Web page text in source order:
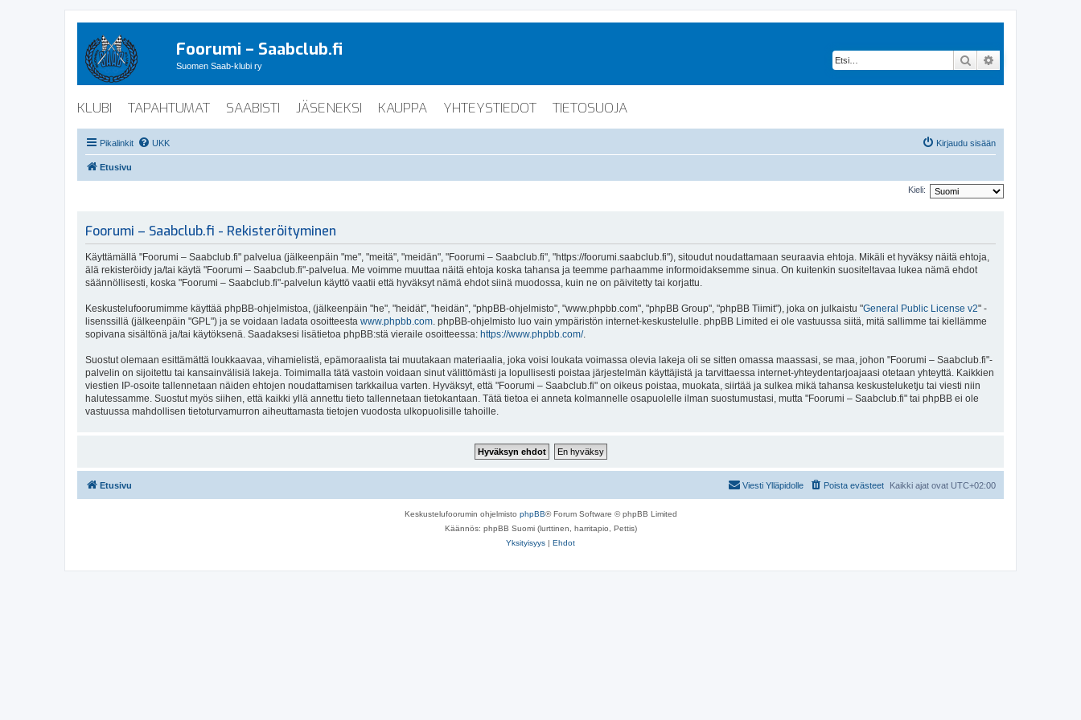
Foorumi – Saabclub.fi
Suomen Saab-klubi ry Etsi
KLUBI TAPAHTUMAT SAABISTI JÄSENEKSI KAUPPA YHTEYSTIEDOT TIETOSUOJA
Pikalinkit UKK Kirjaudu sisään
Etusivu
Kieli:
Foorumi – Saabclub.fi - Rekisteröityminen
Käyttämällä "Foorumi – Saabclub.fi" palvelua (jälkeenpäin "me", "meitä", "meidän", "Foorumi – Saabclub.fi", "https://foorumi.saabclub.fi"), sitoudut noudattamaan seuraavia ehtoja. Mikäli et hyväksy näitä ehtoja,
älä rekisteröidy ja/tai käytä "Foorumi – Saabclub.fi"-palvelua. Me voimme muuttaa näitä ehtoja koska tahansa ja teemme parhaamme informoidaksemme sinua. On kuitenkin suositeltavaa lukea nämä ehdot
säännöllisesti, koska "Foorumi – Saabclub.fi"-palvelun käyttö vaatii että hyväksyt nämä ehdot siinä muodossa, kuin ne on päivitetty tai korjattu.
Keskustelufoorumimme käyttää phpBB-ohjelmistoa, (jälkeenpäin "he", "heidät", "heidän", "phpBB-ohjelmisto", "www.phpbb.com", "phpBB Group", "phpBB Tiimit"), joka on julkaistu "General Public License v2" -
lisenssillä (jälkeenpäin "GPL") ja se voidaan ladata osoitteesta www.phpbb.com. phpBB-ohjelmisto luo vain ympäristön internet-keskustelulle. phpBB Limited ei ole vastuussa siitä, mitä sallimme tai kiellämme
sopivana sisältönä ja/tai käytöksenä. Saadaksesi lisätietoa phpBB:stä vieraile osoitteessa: https://www.phpbb.com/.
Suostut olemaan esittämättä loukkaavaa, vihamielistä, epämoraalista tai muutakaan materiaalia, joka voisi loukata voimassa olevia lakeja oli se sitten omassa maassasi, se maa, johon "Foorumi – Saabclub.fi"-
palvelin on sijoitettu tai kansainvälisiä lakeja. Toimimalla tätä vastoin voidaan sinut välittömästi ja lopullisesti poistaa järjestelmän käyttäjistä ja tarvittaessa internet-yhteydentarjoajaasi otetaan yhteyttä. Kaikkien
viestien IP-osoite tallennetaan näiden ehtojen noudattamisen tarkkailua varten. Hyväksyt, että "Foorumi – Saabclub.fi" on oikeus poistaa, muokata, siirtää ja sulkea mikä tahansa keskusteluketju tai viesti niin
halutessamme. Suostut myös siihen, että kaikki yllä annettu tieto tallennetaan tietokantaan. Tätä tietoa ei anneta kolmannelle osapuolelle ilman suostumustasi, mutta "Foorumi – Saabclub.fi" tai phpBB ei ole
vastuussa mahdollisen tietoturvamurron aiheuttamasta tietojen vuodosta ulkopuolisille tahoille.
Etusivu Kaikki ajat ovat UTC+02:00
Poista evästeet
Viesti Ylläpidolle
Keskustelufoorumin ohjelmisto phpBB® Forum Software © phpBB Limited
Käännös: phpBB Suomi (lurttinen, harritapio, Pettis)
Yksityisyys | Ehdot